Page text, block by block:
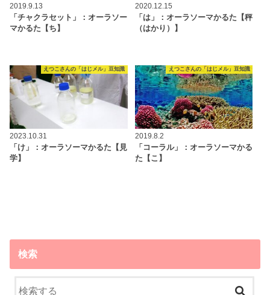
2019.9.13
「チャクラセット」：オーラソー
マかるた【ち】
2020.12.15
「は」：オーラソーマかるた【秤
（はかり）】
えつこさんの「はじメル」豆知識
2023.10.31
「け」：オーラソーマかるた【見
学】
えつこさんの「はじメル」豆知識
2019.8.2
「コーラル」：オーラソーマかる
た【こ】
検索